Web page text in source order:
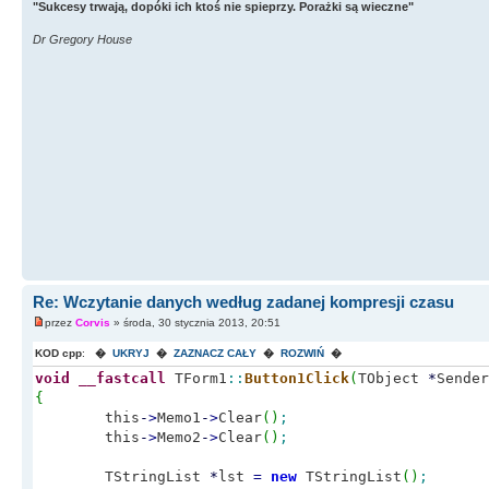
"Sukcesy trwają, dopóki ich ktoś nie spieprzy. Porażki są wieczne"
Dr Gregory House
Re: Wczytanie danych według zadanej kompresji czasu
przez Corvis » środa, 30 stycznia 2013, 20:51
KOD cpp: � UKRYJ � ZAZNACZ CAŁY � ROZWIŃ �
void __fastcall TForm1 :: Button1Click( TObject *Sender
{
this ->Memo1 ->Clear( ) ;
this ->Memo2 ->Clear( ) ;
TStringList * lst = new TStringList ( ) ;